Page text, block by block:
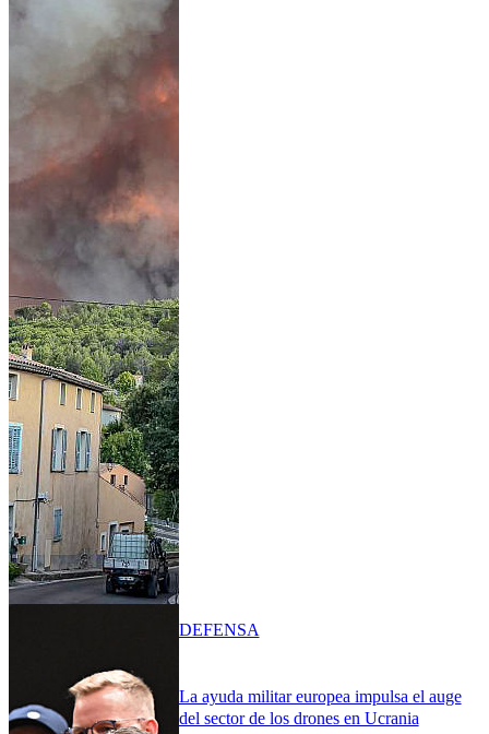
La ayuda militar europea impulsa el auge
del sector de los drones en Ucrania
DEFENSA